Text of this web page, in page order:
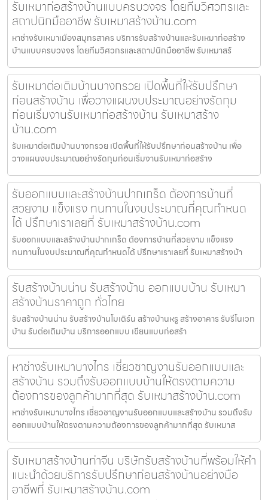
รับเหมาก่อสร้างบ้านแบบครบวงจร โดยทีมวิศวกรและ
สถาปนิกมืออาชีพ รับเหมาสร้างบ้าน.com
หาช่างรับเหมาเมืองสมุทรสาคร บริการรับสร้างบ้านและรับเหมาก่อสร้าง
บ้านแบบครบวงจร โดยทีมวิศวกรและสถาปนิกมืออาชีพ รับเหมาสร้
รับเหมาต่อเติมบ้านบางกรวย เปิดพื้นที่ให้รับปรึกษา
ก่อนสร้างบ้าน เพื่อวางแผนงบประมาณอย่างรัดกุม
ก่อนเริ่มงานรับเหมาก่อสร้างบ้าน รับเหมาสร้าง
บ้าน.com
รับเหมาต่อเติมบ้านบางกรวย เปิดพื้นที่ให้รับปรึกษาก่อนสร้างบ้าน เพื่อ
วางแผนงบประมาณอย่างรัดกุมก่อนเริ่มงานรับเหมาก่อสร้าง
รับออกแบบและสร้างบ้านปากเกร็ด ต้องการบ้านที่
สวยงาม แข็งแรง ทนทานในงบประมาณที่คุณกำหนด
ได้ ปรึกษาเราเลยที่ รับเหมาสร้างบ้าน.com
รับออกแบบและสร้างบ้านปากเกร็ด ต้องการบ้านที่สวยงาม แข็งแรง
ทนทานในงบประมาณที่คุณกำหนดได้ ปรึกษาเราเลยที่ รับเหมาสร้างบ้า
รับสร้างบ้านน่าน รับสร้างบ้าน ออกแบบบ้าน รับเหมา
สร้างบ้านราคาถูก ทั่วไทย
รับสร้างบ้านน่าน รับสร้างบ้านโมเดิร์น สร้างบ้านหรู สร้างอาคาร รับรีโนเวท
บ้าน รับต่อเติมบ้าน บริการออกแบบ เขียนแบบก่อสร้า
หาช่างรับเหมาบางไทร เชี่ยวชาญงานรับออกแบบและ
สร้างบ้าน รวมถึงรับออกแบบบ้านให้ตรงตามความ
ต้องการของลูกค้ามากที่สุด รับเหมาสร้างบ้าน.com
หาช่างรับเหมาบางไทร เชี่ยวชาญงานรับออกแบบและสร้างบ้าน รวมถึงรับ
ออกแบบบ้านให้ตรงตามความต้องการของลูกค้ามากที่สุด รับเหมาส
รับเหมาสร้างบ้านท่าจีน บริษัทรับสร้างบ้านที่พร้อมให้คำ
แนะนำด้วยบริการรับปรึกษาก่อนสร้างบ้านอย่างมือ
อาชีพที่ รับเหมาสร้างบ้าน.com